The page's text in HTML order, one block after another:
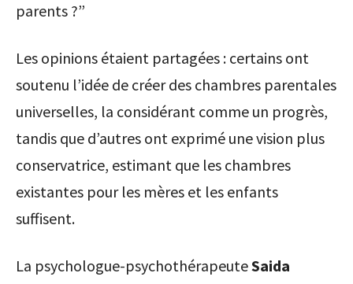
parents ?”
Les opinions étaient partagées : certains ont
soutenu l’idée de créer des chambres parentales
universelles, la considérant comme un progrès,
tandis que d’autres ont exprimé une vision plus
conservatrice, estimant que les chambres
existantes pour les mères et les enfants
suffisent.
La psychologue-psychothérapeuteSaida